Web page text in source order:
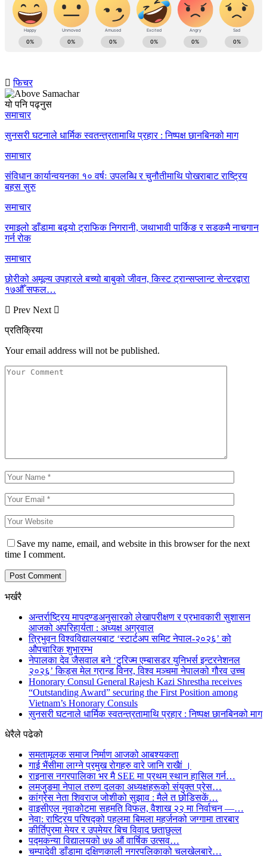
फिचर
यो पनि पढ्नुस
समाचार
सुनसरी घटनाले धार्मिक स्वतन्त्रतामाथि प्रहार : निष्पक्ष छानबिनको माग
समाचार
संविधान कार्यान्वयनका १० वर्षः उपलब्धि र चुनौतीमाथि पोखराबाट राष्ट्रिय
बहस सुरु
समाचार
रमाइलो डाँडामा बढ्यो ट्राफिक निगरानी, जथाभावी पार्किङ र सडकमै नाचगान
गर्न रोक
समाचार
छोरीको अमूल्य उपहारले बच्यो बाबुको जीवन, किस्ट ट्रान्सप्लान्ट सेन्टरद्वारा
१७औँ सफल…
Prev Next
प्रतिक्रिया
Your email address will not be published.
Save my name, email, and website in this browser for the next
time I comment.
भर्खरै
अन्तर्राष्ट्रिय मापदण्डअनुसारको लेखापरीक्षण र प्रभावकारी सुशासन
आजको अपरिहार्यता : अध्यक्ष अग्रवाल
त्रिभुवन विश्वविद्यालयबाट ‘स्टार्टअप समिट नेपाल-२०२६’ को
औपचारिक शुभारम्भ
नेपालका देव जैसवाल बने ‘टुरिज्म एम्बासडर युनिभर्स इन्टरनेशनल
२०२६’ किड्स मेल ग्रान्ड विनर, विश्व मञ्चमा नेपालको गौरव उच्च
Honorary Consul General Rajesh Kazi Shrestha receives
“Outstanding Award” securing the First Position among
Vietnam’s Honorary Consuls
सुनसरी घटनाले धार्मिक स्वतन्त्रतामाथि प्रहार : निष्पक्ष छानबिनको माग
धेरैले पढेको
समतामूलक समाज निर्माण आजको आबश्यकता
गाई भैंसीमा लाग्ने प्रमुख रोगहरु वारे जानि राखैां ।
राइनास नगरपालिका भर मै SEE मा प्रथम स्थान हासिल गर्न…
लमजुङमा नेपाल तरुण दलका अध्यक्षहरूको संयुक्त प्रेस…
कांग्रेस नेता शिवराज जोशीको सुझाव : मैले त छोडिसकें…
वाइसीएल नुवाकोटमा सहमति विफल, वैशाख २२ मा निर्वाचन —…
नेवा: राष्ट्रिय परिषद्को पहलमा बिमला महर्जनको जग्गामा तारबार
कीर्तिपुरमा मेयर र उपमेयर बिच विवाद छताछुल्ल
पद्मकन्या विद्यालयको ७७ औं ‌‌वार्षिक ‌उत्सव…
चम्पादेवी डाँडामा दक्षिणकाली नगरपलिकाको चलखेलबारे…